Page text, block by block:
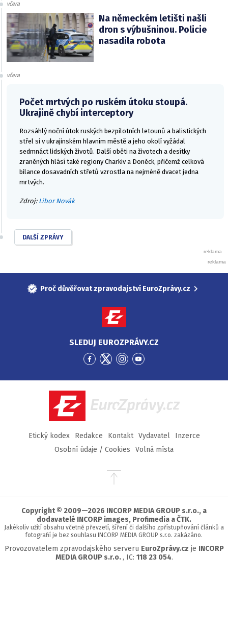
včera
Na německém letišti našli
dron s výbušninou. Policie
nasadila robota
včera
Počet mrtvých po ruském útoku stoupá.
Ukrajině chybí interceptory
Rozsáhlý noční útok ruských bezpilotních letounů a balistických
střel si v ukrajinském hlavním městě a jeho okolí vyžádal
sedmnáct lidských životů. Další oběti na životech a desítky
zraněných hlásí také regiony Charkiv a Doněck, přičemž celková
bilance dosavadních střetů vzrostla na nejméně dvacet jedna
mrtvých.
Zdroj: Libor Novák
DALŠÍ ZPRÁVY
Proč důvěřovat zpravodajství EuroZprávy.cz
SLEDUJ EUROZPRÁVY.CZ
Přejít
Facebook
Přejít
Twitter
Přejít
Instagram
Přejít
YouTube
EuroZprávy.cz
Etický kodex Redakce Kontakt Vydavatel
Inzerce
Osobní údaje / Cookies
Volná místa
Přejít
stránky
Copyright © 2009—2026 INCORP MEDIA GROUP s.r.o., a
dodavatelé INCORP images, Profimedia a ČTK.
Jakékoliv užití obsahu včetně převzetí, šíření či dalšího zpřístupňování článků a
fotografií je bez souhlasu INCORP MEDIA GROUP s.r.o. zakázáno.
Provozovatelem zpravodajského serveru EuroZprávy.cz je INCORP
MEDIA GROUP s.r.o. , IC: 118 23 054.